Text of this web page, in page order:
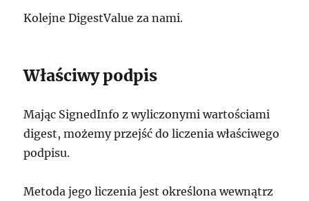
Kolejne DigestValue za nami.
Właściwy podpis
Mając SignedInfo z wyliczonymi wartościami
digest, możemy przejść do liczenia właściwego
podpisu.
Metoda jego liczenia jest określona wewnątrz